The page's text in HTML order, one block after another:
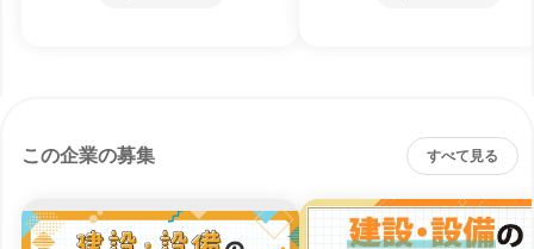
この企業の募集 すべて見る